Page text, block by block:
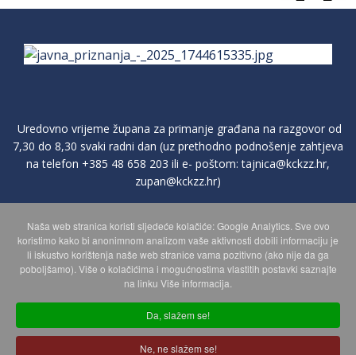
Uredovno vrijeme župana za primanje građana na razgovor od
7,30 do 8,30 svaki radni dan (uz prethodno podnošenje zahtjeva
na telefon +385 48 658 203 ili e- poštom:tajnica@kckzz.hr,
zupan@kckzz.hr)
POLITIKA ZAŠTITE PRIVATNOSTI OSOBNIH PODATAKA
MAPA WEBA
Copyright © 2026 Koprivničko - križevačka županija. Sva prava
Naša web stranica koristi sljedeće kolačiće: Google Analytics. Sve ovo
koristimo kako bi anonimnom analizom vaše aktivnosti dobili informaciju je
li iskustvo korištenja naše web stranice vama pozitivno (ako nije da ga
poboljšamo). Više o kolačićima i mogućnostima vlastitih postavki saznajte
na linku Više informacija.
Da, slažem se!
Ne, ne slažem se!